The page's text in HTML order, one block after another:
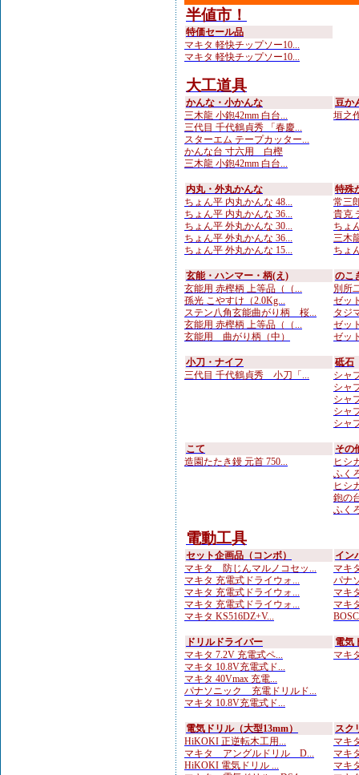
半値市！
特価セール品
マキタ 軽快チップソー10...
マキタ 軽快チップソー10...
大工道具
かんな・小かんな
三木龍 小鉋42mm 白台...
三代目 千代鶴貞秀 「春慶...
スターエム テープカッター...
かんな台 寸六用 白樫
三木龍 小鉋42mm 白台...
豆か
垣之
内丸・外丸かんな
ちょん平 内丸かんな 48...
ちょん平 内丸かんな 36...
ちょん平 外丸かんな 30...
ちょん平 外丸かんな 36...
ちょん平 外丸かんな 15...
特殊
常三
貴克
ちょ
三木
ちょ
玄能・ハンマー・柄(え)
玄能用 赤樫柄 上等品（（...
孫光 こやすけ（2.0Kg...
ステン八角玄能曲がり柄 桜...
玄能用 赤樫柄 上等品（（...
玄能用 曲がり柄（中）
のこ
別所
ゼッ
タジ
ゼッ
ゼッ
小刀・ナイフ
三代目 千代鶴貞秀 小刀「...
砥石
シャ
シャ
シャ
シャ
シャ
こて
造園たたき鏝 元首 750...
その
ヒシ
ふく
ヒシ
鉋の
ふく
電動工具
セット企画品（コンボ）
マキタ 防じんマルノコセッ...
マキタ 充電式ドライウォ...
マキタ 充電式ドライウォ...
マキタ 充電式ドライウォ...
マキタ KS516DZ+V...
イン
マキ
パナ
マキ
マキ
ドリルドライバー
マキタ 7.2V 充電式ペ...
マキタ 10.8V充電式ド...
マキタ 40Vmax 充電...
パナソニック 充電ドリルド...
マキタ 10.8V充電式ド...
電気
マキ
電気ドリル（大型13mm）
HiKOKI 正逆転木工用...
マキタ アングルドリル D...
HiKOKI 電気ドリル ...
スク
マキ
マキ
マキ